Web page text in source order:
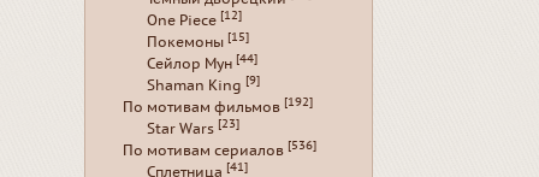
One Piece [12]
Покемоны [15]
Сейлор Мун [44]
Shaman King [9]
По мотивам фильмов [192]
Star Wars [23]
По мотивам сериалов [536]
Сплетница [41]